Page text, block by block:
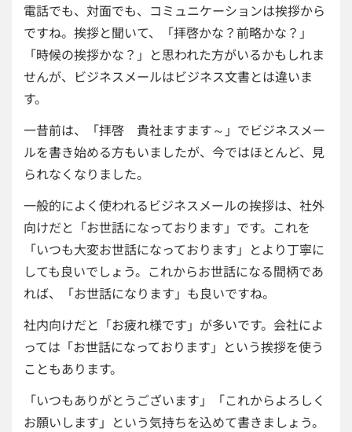
電話でも、対面でも、コミュニケーションは挨拶から
ですね。挨拶と聞いて、「拝啓かな？前略かな？」
「時候の挨拶かな？」と思われた方がいるかもしれま
せんが、ビジネスメールはビジネス文書とは違いま
す。
一昔前は、「拝啓 貴社ますます～」でビジネスメー
ルを書き始める方もいましたが、今ではほとんど、見
られなくなりました。
一般的によく使われるビジネスメールの挨拶は、社外
向けだと「お世話になっております」です。これを
「いつも大変お世話になっております」とより丁寧に
しても良いでしょう。これからお世話になる間柄であ
れば、「お世話になります」も良いですね。
社内向けだと「お疲れ様です」が多いです。会社によ
っては「お世話になっております」という挨拶を使う
こともあります。
「いつもありがとうございます」「これからよろしく
お願いします」という気持ちを込めて書きましょう。